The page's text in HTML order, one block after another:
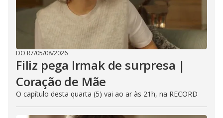
DO R7/05/08/2026
Filiz pega Irmak de surpresa |
Coração de Mãe
O capítulo desta quarta (5) vai ao ar às 21h, na RECORD